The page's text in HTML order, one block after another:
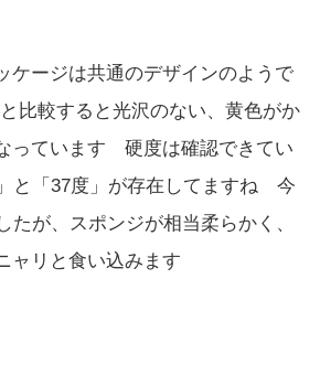
ケージは共通のデザインのようで
比較すると光沢のない、黄色がか
っています 硬度は確認できてい
と「37度」が存在してますね 今
たが、スポンジが相当柔らかく、
ャリと食い込みます